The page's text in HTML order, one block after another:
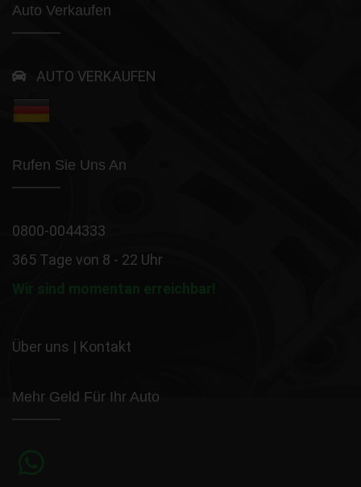
Auto Verkaufen
AUTO VERKAUFEN
Rufen Sie Uns An
0800-0044333
365 Tage von 8 - 22 Uhr
Wir sind momentan erreichbar!
Über uns | Kontakt
Mehr Geld Für Ihr Auto